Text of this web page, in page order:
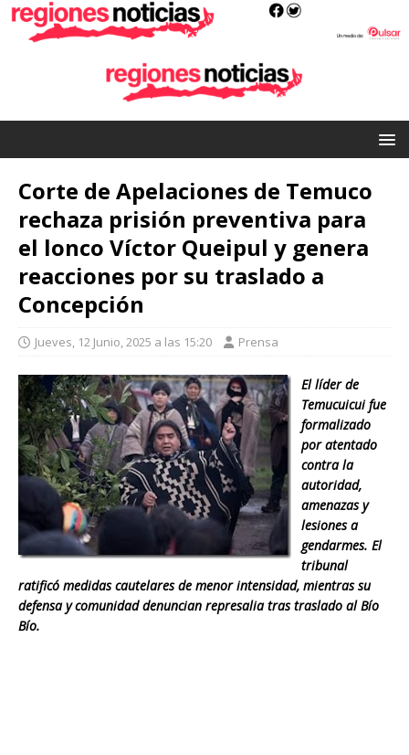
Corte de Apelaciones de Temuco
rechaza prisión preventiva para
el lonco Víctor Queipul y genera
reacciones por su traslado a
Concepción
Jueves, 12 Junio, 2025 a las 15:20 Prensa
El líder de
Temucuicui fue
formalizado
por atentado
contra la
autoridad,
amenazas y
lesiones a
gendarmes. El
tribunal
ratificó medidas cautelares de menor intensidad, mientras su
defensa y comunidad denuncian represalia tras traslado al Bío
Bío.